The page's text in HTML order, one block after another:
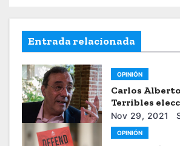
Entrada relacionada
OPINIÓN
Carlos
Terribles
Honduras
Nov 29, 2021
OPINIÓN